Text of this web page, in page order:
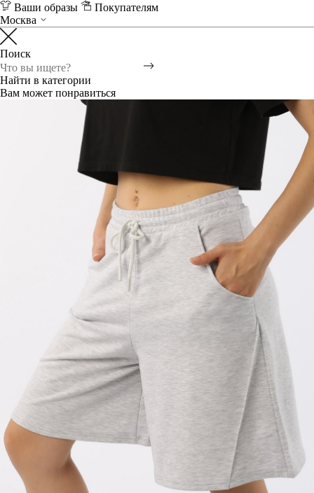
Ваши образы
Покупателям
Москва
Поиск
Найти в категории
Вам может понравиться